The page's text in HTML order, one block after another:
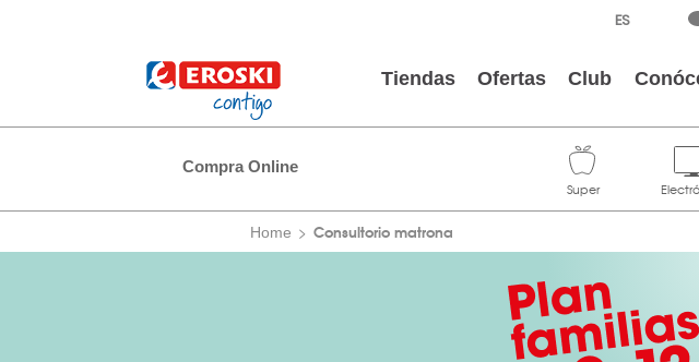
Tiendas Ofertas Club
Compra Online
Home Consultorio matrona